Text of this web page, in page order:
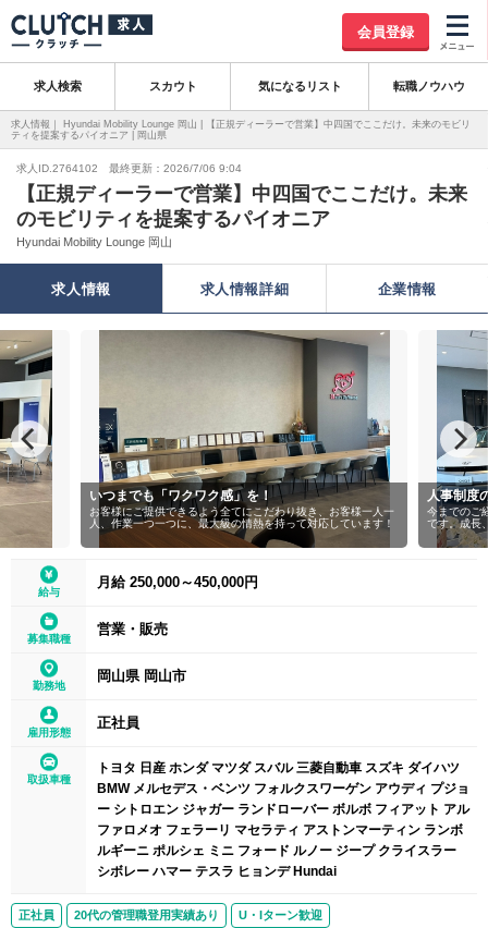
会員登録
求人検索 スカウト 気になるリスト 転職ノウハウ
求人情報｜ Hyundai Mobility Lounge 岡山 | 【正規ディーラーで営業】中四国でここだけ。未来のモビリ
ティを提案するパイオニア | 岡山県
求人ID.2764102 最終更新：2026/7/06 9:04
【正規ディーラーで営業】中四国でここだけ。未来
のモビリティを提案するパイオニア
Hyundai Mobility Lounge 岡山
求人情報 求人情報詳細 企業情報
いつまでも「ワクワク感」を！
お客様にご提供できるよう全てにこだわり抜き、お客様一人一
人、作業一つ一つに、最大級の情熱を持って対応しています！
人事制度
今までのご
です。成長
給与
月給 250,000～450,000円
募集職種
営業・販売
勤務地
岡山県 岡山市
雇用形態
正社員
取扱車種
トヨタ 日産 ホンダ マツダ スバル 三菱自動車 スズキ ダイハツ
BMW メルセデス・ベンツ フォルクスワーゲン アウディ プジョ
ー シトロエン ジャガー ランドローバー ボルボ フィアット アル
ファロメオ フェラーリ マセラティ アストンマーティン ランボ
ルギーニ ポルシェ ミニ フォード ルノー ジープ クライスラー
シボレー ハマー テスラ ヒョンデ Hundai
正社員 20代の管理職登用実績あり U・Iターン歓迎